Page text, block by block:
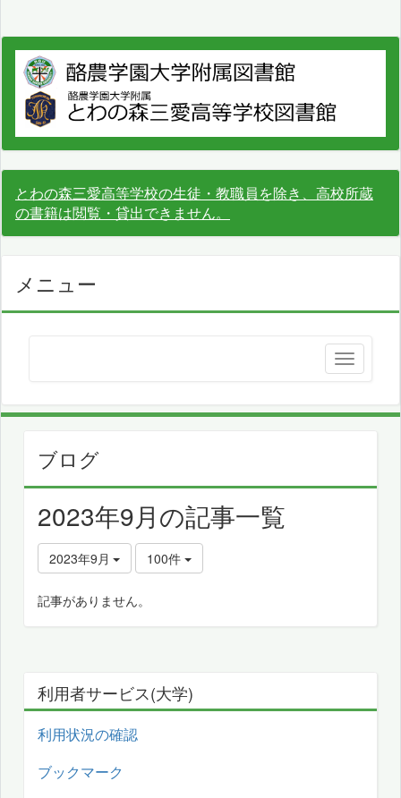
とわの森三愛高等学校の生徒・教職員を除き、高校所蔵
の書籍は閲覧・貸出できません。
メニュー
ブログ
2023年9月の記事一覧
2023年9月 100件
記事がありません。
利用者サービス(大学)
利用状況の確認
ブックマーク